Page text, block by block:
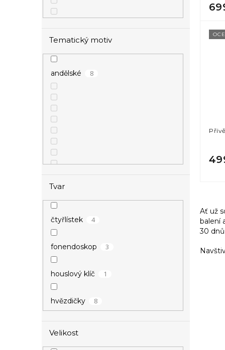
Tematický motiv
andělské 8
vánoční
zamilované
Tvar
čtyřlístek 4
fonendoskop 3
houslový klíč 1
hvězdičky 8
kotva
Velikost
Ať už
balení
30